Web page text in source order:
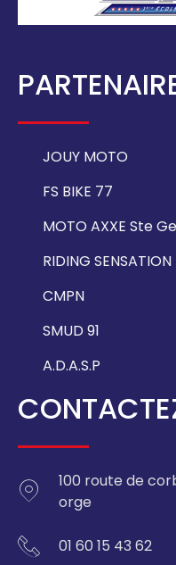
JOUY MOTO
FS BIKE 77
MOTO AXXE Ste
RIDING SENSATION
CMPN
SMUD 91
A.D.A.S.P
100 route de
orge
01 60 15 43 62